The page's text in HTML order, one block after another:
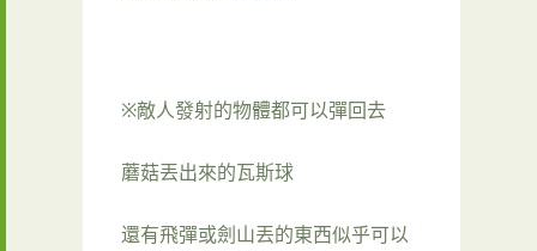
※敵人發射的物體都可以彈回去
蘑菇丟出來的瓦斯球
還有飛彈或劍山丟的東西似乎可以